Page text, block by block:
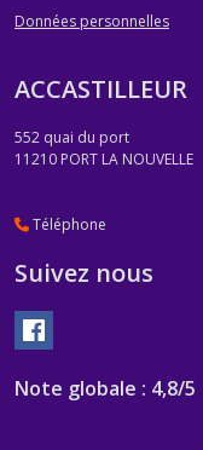
Données personnelles
ACCASTILLEUR
552 quai du port
11210 PORT LA NOUVELLE
Téléphone
Suivez nous
Note globale : 4,8/5